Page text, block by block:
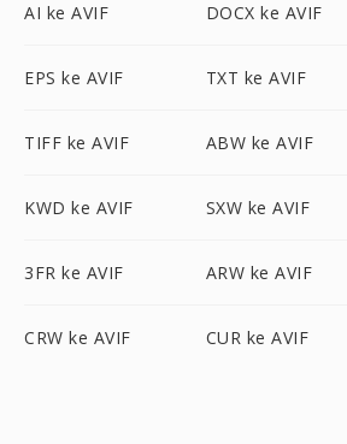
AI ke AVIF DOCX ke AVIF
EPS ke AVIF TXT ke AVIF
TIFF ke AVIF ABW ke AVIF
KWD ke AVIF SXW ke AVIF
3FR ke AVIF ARW ke AVIF
CRW ke AVIF CUR ke AVIF